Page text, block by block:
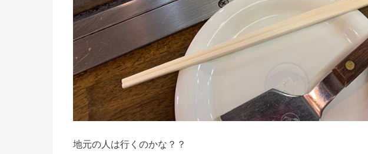
地元の人は行くのかな？？